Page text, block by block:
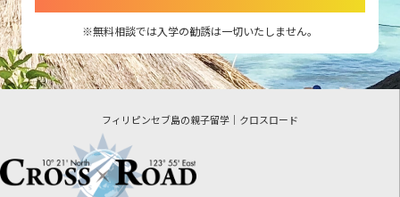
無料相談では入学の勧誘は一切いたしません。
フィリピンセブ島の親子留学｜クロスロード